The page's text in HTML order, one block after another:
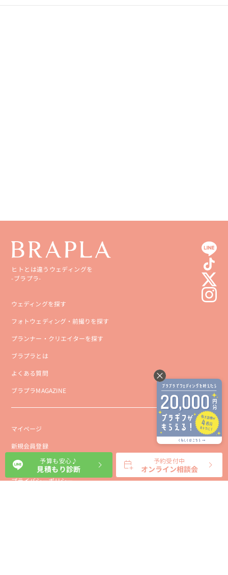
ヒトとは違うウェディングを
-ブラプラ-
ウェディングを探す
フォトウェディング・前撮りを探す
プランナー・クリエイターを探す
ブラプラとは
よくある質問
ブラプラMAGAZINE
マイページ
新規会員登録
会社概要
プライバシーポリシー
予算も安心♪
見積もり診断
予約受付中
オンライン相談会